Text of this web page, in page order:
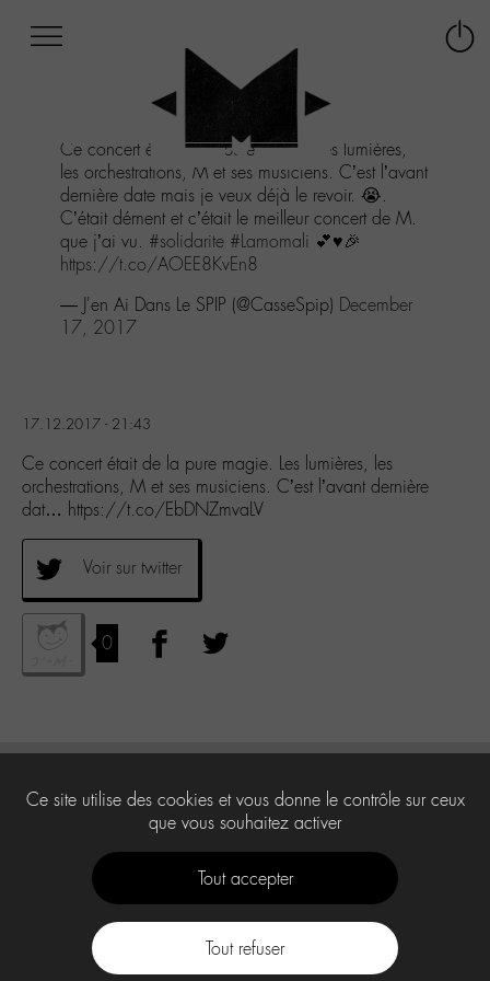
au
menu
Aller
au
contenu
Aller
recherche
Ce concert était de la pure magie. Les lumières,
les orchestrations, M et ses musiciens. C’est l’avant
dernière date mais je veux déjà le revoir. 😭.
C’était dément et c’était le meilleur concert de M.
que j’ai vu. #solidarite #Lamomali 💕♥️🎉
https://t.co/AOEE8KvEn8
— J'en Ai Dans Le SPIP (@CasseSpip) December
17, 2017
17.12.2017 - 21:43
Ce concert était de la pure magie. Les lumières, les
orchestrations, M et ses musiciens. C’est l’avant dernière
dat… https://t.co/EbDNZmvaLV
Voir sur twitter
0
Ce site utilise des cookies et vous donne le contrôle sur ceux
que vous souhaitez activer
Tout accepter
Tout refuser